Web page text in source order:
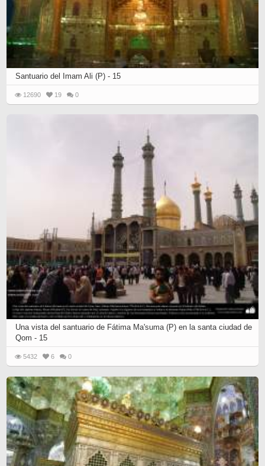
Santuario del Imam Ali (P) - 15
12690 19 0
Una vista del santuario de Fátima Ma'suma (P) en la santa ciudad de
Qom - 15
5432 6 0